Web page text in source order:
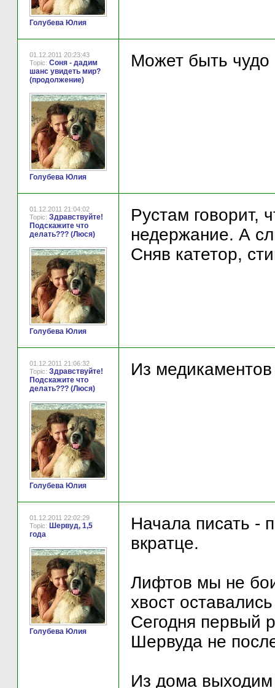
Голубева Юлия
01.12.2011 20:23:43
Topic: Соня - дадим
шанс увидеть мир?
(продолжение)
Голубева Юлия
Может быть чудо
01.12.2011 21:04:02
Topic: Здравствуйте!
Подскажите что
делать??? (Люся)
Голубева Юлия
Рустам говорит,
недержание. А
Сняв катетор,
01.12.2011 21:06:32
Topic: Здравствуйте!
Подскажите что
делать??? (Люся)
Голубева Юлия
Из
01.12.2011 22:02:29
Topic: Шервуд, 1,5
года
Голубева Юлия
Начала писать -
вкратце.
Лифтов мы не
хвост
Сегодня первый
Шервуда не
Из дома выходим